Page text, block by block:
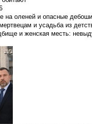
на оленей и опасные
и усадьба из
и женская месть: